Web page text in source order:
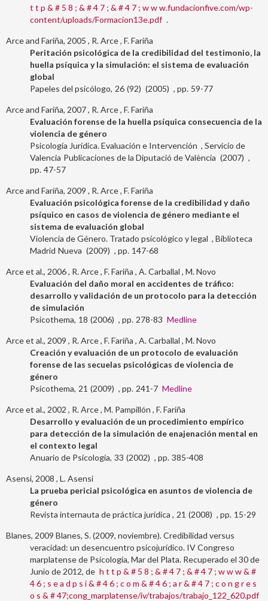
t t p & # 5 8 ; & # 4 7 ; & # 4 7 ; w w w.fundacionfive.com/wp-
content/uploads/Formacion13e.pdf .
Arce and Fariña, 2005 R. Arce F. Fariña
Peritación psicológica de la credibilidad del testimonio, la
huella psíquica y la simulación: el sistema de evaluación
global
Papeles del psicólogo 26 92 2005 59-77
Arce and Fariña, 2007 R. Arce F. Fariña
Evaluación forense de la huella psíquica consecuencia de la
violencia de género
Psicología Jurídica. Evaluación e Intervención
Servicio de
Publicaciones de la Diputació de València
Valencia
2007
47-57
Arce and Fariña, 2009 R. Arce F. Fariña
Evaluación psicológica forense de la credibilidad y daño
psíquico en casos de violencia de género mediante el
sistema de evaluación global
Violencia de Género. Tratado psicológico y legal
Biblioteca
Nueva
Madrid 2009 147-68
Arce et al., 2006 R. Arce F. Fariña A. Carballal M. Novo
Evaluación del daño moral en accidentes de tráfico:
desarrollo y validación de un protocolo para la detección
de simulación
Psicothema 18 2006 278-83 Medline
Arce et al., 2009 R. Arce F. Fariña A. Carballal M. Novo
Creación y evaluación de un protocolo de evaluación
forense de las secuelas psicológicas de violencia de
género
Psicothema 21 2009 241-7 Medline
Arce et al., 2002 R. Arce M. Pampillón F. Fariña
Desarrollo y evaluación de un procedimiento empírico
para detección de la simulación de enajenación mental en
el contexto legal
Anuario de Psicología 33 2002 385-408
Asensi, 2008 L. Asensi
La prueba pericial psicológica en asuntos de violencia de
género
Revista internauta de práctica jurídica
21 2008 15-29
Blanes, 2009 Blanes, S. (2009, noviembre). Credibilidad versus
veracidad: un desencuentro psicojurídico. IV Congreso
marplatense de Psicología, Mar del Plata. Recuperado el 30 de
Junio de 2012, de h t t p & # 5 8 ; & # 4 7 ; & # 4 7 ; w w w & #
4 6 ; s e a d p s i & # 4 6 ; c o m & # 4 6 ; a r & # 4 7 ; c o n g r e s
o s & # 47;cong_marplatense/iv/trabajos/trabajo_122_620.pdf